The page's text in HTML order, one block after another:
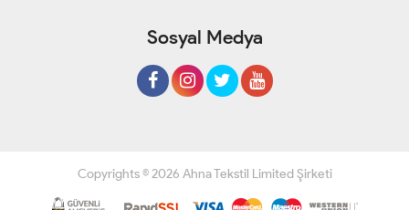
Sosyal Medya
Copyrights © 2026 Ahna Tekstil Limited Şirketi